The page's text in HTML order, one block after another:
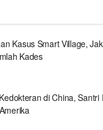
Kasus Smart Village,
Kades
di China,